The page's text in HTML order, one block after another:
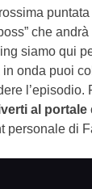
puntata
che
siamo qui
in onda puoi
l’episodio.
al portale
personale di